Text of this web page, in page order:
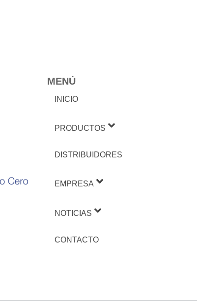
MENÚ
INICIO
PRODUCTOS
DISTRIBUIDORES
EMPRESA
NOTICIAS
CONTACTO